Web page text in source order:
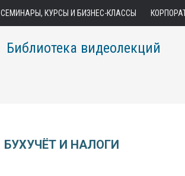
СЕМИНАРЫ, КУРСЫ И БИЗНЕС-КЛАССЫ
Библиотека видеолекций
БУХУЧЁТ И НАЛОГИ